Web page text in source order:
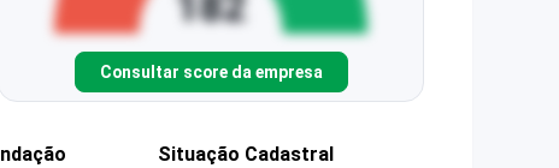
Consultar score da empresa
Situação Cadastral